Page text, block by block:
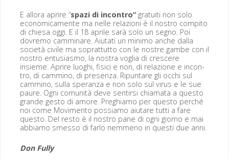
E allo­ra aprire “spazi di incon­tro”gra­tu­iti non solo
eco­nomi­ca­mente ma nelle relazioni è il nos­tro com­pi­to
di chiesa oggi. E il 18 aprile sarà solo un seg­no. Poi
dovre­mo cam­minare. Aiu­tati un min­i­mo anche dal­la
soci­età civile ma soprat­tut­to con le nos­tre gambe con il
nos­tro entu­si­as­mo, la nos­tra voglia di crescere
insieme. Aprire luoghi, fisi­ci e non, di relazione e incon­
tro, di cam­mi­no, di pre­sen­za. Ripuntare gli occhi sul
cam­mi­no, sul­la sper­an­za e non solo sul virus e le sue
pau­re. Ogni comu­nità deve sen­tir­si chia­ma­ta a questo
grande gesto di amore. Preghi­amo per questo per­ché
noi come Movi­men­to pos­si­amo aiutare tut­ti a fare
questo. Del resto è il nos­tro pane di ogni giorno e mai
abbi­amo smes­so di far­lo nem­meno in questi due anni.
Don Ful­ly